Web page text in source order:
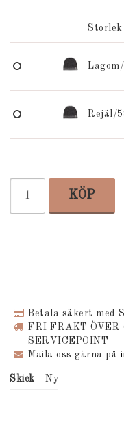
Storlek
Rejäl/
KÖP
Betala säkert med
FRI FRAKT ÖVER
SERVICEPOINT
Maila oss gärna på
Skick Ny